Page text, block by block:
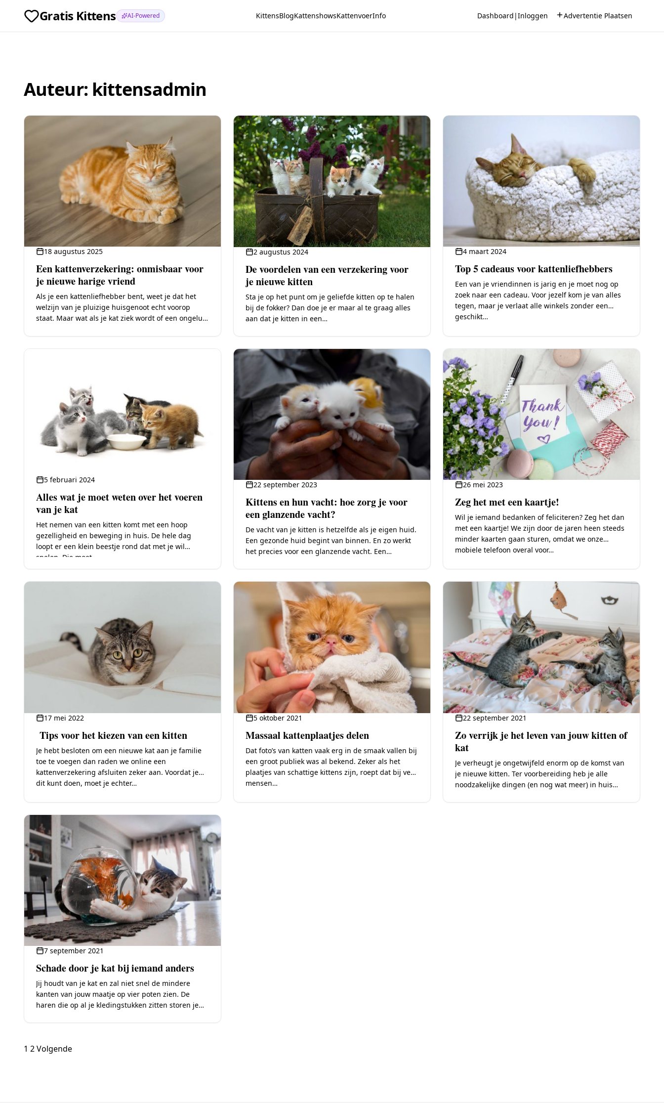
Gratis Kittens AI-Powered KittensBlogKattenshowsKattenvoerInfo Dashboard |Inloggen Advertentie Plaatsen
Auteur: kittensadmin
18 augustus 2025
Een kattenverzekering: onmisbaar voor
je nieuwe harige vriend
Als je een kattenliefhebber bent, weet je dat het
welzijn van je pluizige huisgenoot echt voorop
staat. Maar wat als je kat ziek wordt of een ongeluk
2 augustus 2024
De voordelen van een verzekering voor
je nieuwe kitten
Sta je op het punt om je geliefde kitten op te halen
bij de fokker? Dan doe je er maar al te graag alles
aan dat je kitten in een…
4 maart 2024
Top 5 cadeaus voor kattenliefhebbers
Een van je vriendinnen is jarig en je moet nog op
zoek naar een cadeau. Voor jezelf kom je van alles
tegen, maar je verlaat alle winkels zonder een
geschikt…
5 februari 2024
Alles wat je moet weten over het voeren
van je kat
Het nemen van een kitten komt met een hoop
gezelligheid en beweging in huis. De hele dag
loopt er een klein beestje rond dat met je wil
spelen. Die moet…
22 september 2023
Kittens en hun vacht: hoe zorg je voor
een glanzende vacht?
De vacht van je kitten is hetzelfde als je eigen huid.
Een gezonde huid begint van binnen. En zo werkt
het precies voor een glanzende vacht. Een
26 mei 2023
Zeg het met een kaartje!
Wil je iemand bedanken of feliciteren? Zeg het dan
met een kaartje! We zijn door de jaren heen steeds
minder kaarten gaan sturen, omdat we onze
mobiele telefoon overal voor…
17 mei 2022
Tips voor het kiezen van een kitten
Je hebt besloten om een ​​nieuwe kat aan je familie
toe te voegen dan raden we online een
kattenverzekering afsluiten zeker aan. Voordat je
dit kunt doen, moet je echter…
5 oktober 2021
Massaal kattenplaatjes delen
Dat foto’s van katten vaak erg in de smaak vallen bij
een groot publiek was al bekend. Zeker als het
plaatjes van schattige kittens zijn, roept dat bij veel
mensen…
22 september 2021
Zo verrijk je het leven van jouw kitten of
kat
Je verheugt je ongetwijfeld enorm op de komst van
je nieuwe kitten. Ter voorbereiding heb je alle
noodzakelijke dingen (en nog wat meer) in huis
7 september 2021
Schade door je kat bij iemand anders
Jij houdt van je kat en zal niet snel de mindere
kanten van jouw maatje op vier poten zien. De
haren die op al je kledingstukken zitten storen je
Berichten
1 2Volgende